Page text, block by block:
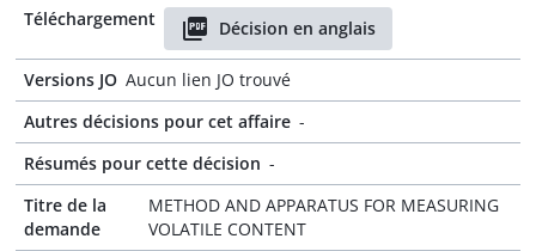
Téléchargement
Décision en anglais
Versions JO Aucun lien JO trouvé
Autres décisions pour cet affaire -
Résumés pour cette décision -
Titre de la
demande
METHOD AND APPARATUS FOR MEASURING
VOLATILE CONTENT